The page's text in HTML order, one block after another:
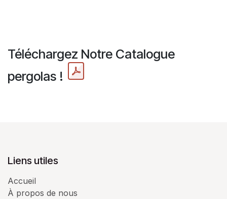
Téléchargez Notre Catalogue
pergolas !
Liens utiles
Accueil
À propos de nous